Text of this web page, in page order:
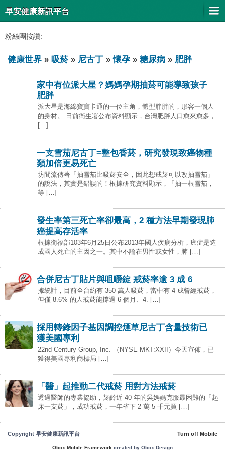
早安健康新訊平台
粉絲團按讚:
健康世界 » 吸菸 » 尼古丁 »懷孕 » 糖尿病 » 肥胖
家中有位派大星？媽媽孕期抽菸可能導致孩子
肥胖
派大星是海綿寶寶卡通的一位主角，體型胖胖的，形容一個人
的身材。 日前衛生署公布資料顯示，台灣肥胖人口愈來愈多，
[…]
一支雪茄尼古丁=整包香菸，研究發現致癌物種
類加倍更易死亡
坊間流傳著「抽雪茄比吸菸安全，因此想戒菸可以改抽雪茄」
的說法，其實是錯誤的！根據研究資料顯示，「抽一根雪茄，
等 […]
發生率第三死亡率卻最高，2 種方法早期發現肺
癌提高存活率
根據衛福部103年6月25日公布2013年國人疾病分析，癌症是造
成國人死亡的主因之一。其中不論在男性或女性，肺 […]
合併尼古丁貼片與咀嚼錠 戒菸率逾 3 成 6
據統計，目前全台約有 350 萬人吸菸，當中有 4 成曾經戒菸，
但僅 8.6% 的人戒菸能撐過 6 個月、4. […]
採用轉錄因子基因調控煙草尼古丁含量技術已
獲美國專利
22nd Century Group, Inc. （NYSE MKT:XXII）今天宣佈，已
獲得美國專利商標局 […]
「醫」起推動二代戒菸 用對方法戒菸
透過醫師的專業協助，菸齡近 40 年的吳媽媽克服最困難的「起
床一支菸」，成功戒菸，一年省下 2 萬 5 千元買 […]
Copyright 早安健康新訊平台 Turn off Mobile
Obox Mobile Framework created by Obox Design